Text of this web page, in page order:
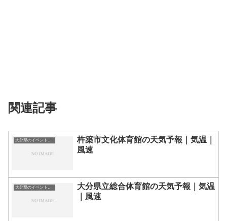
関連記事
大分県のイベント会場一覧
杵築市文化体育館の天気予報｜気温｜
風速
大分県のイベント会場一覧
大分県立総合体育館の天気予報｜気温
｜風速